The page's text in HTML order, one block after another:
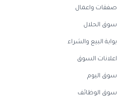
صفقات واعمال
سوق الحلال
بوابة البيع والشراء
اعلانات السوق
سوق اليوم
سوق الوظائف